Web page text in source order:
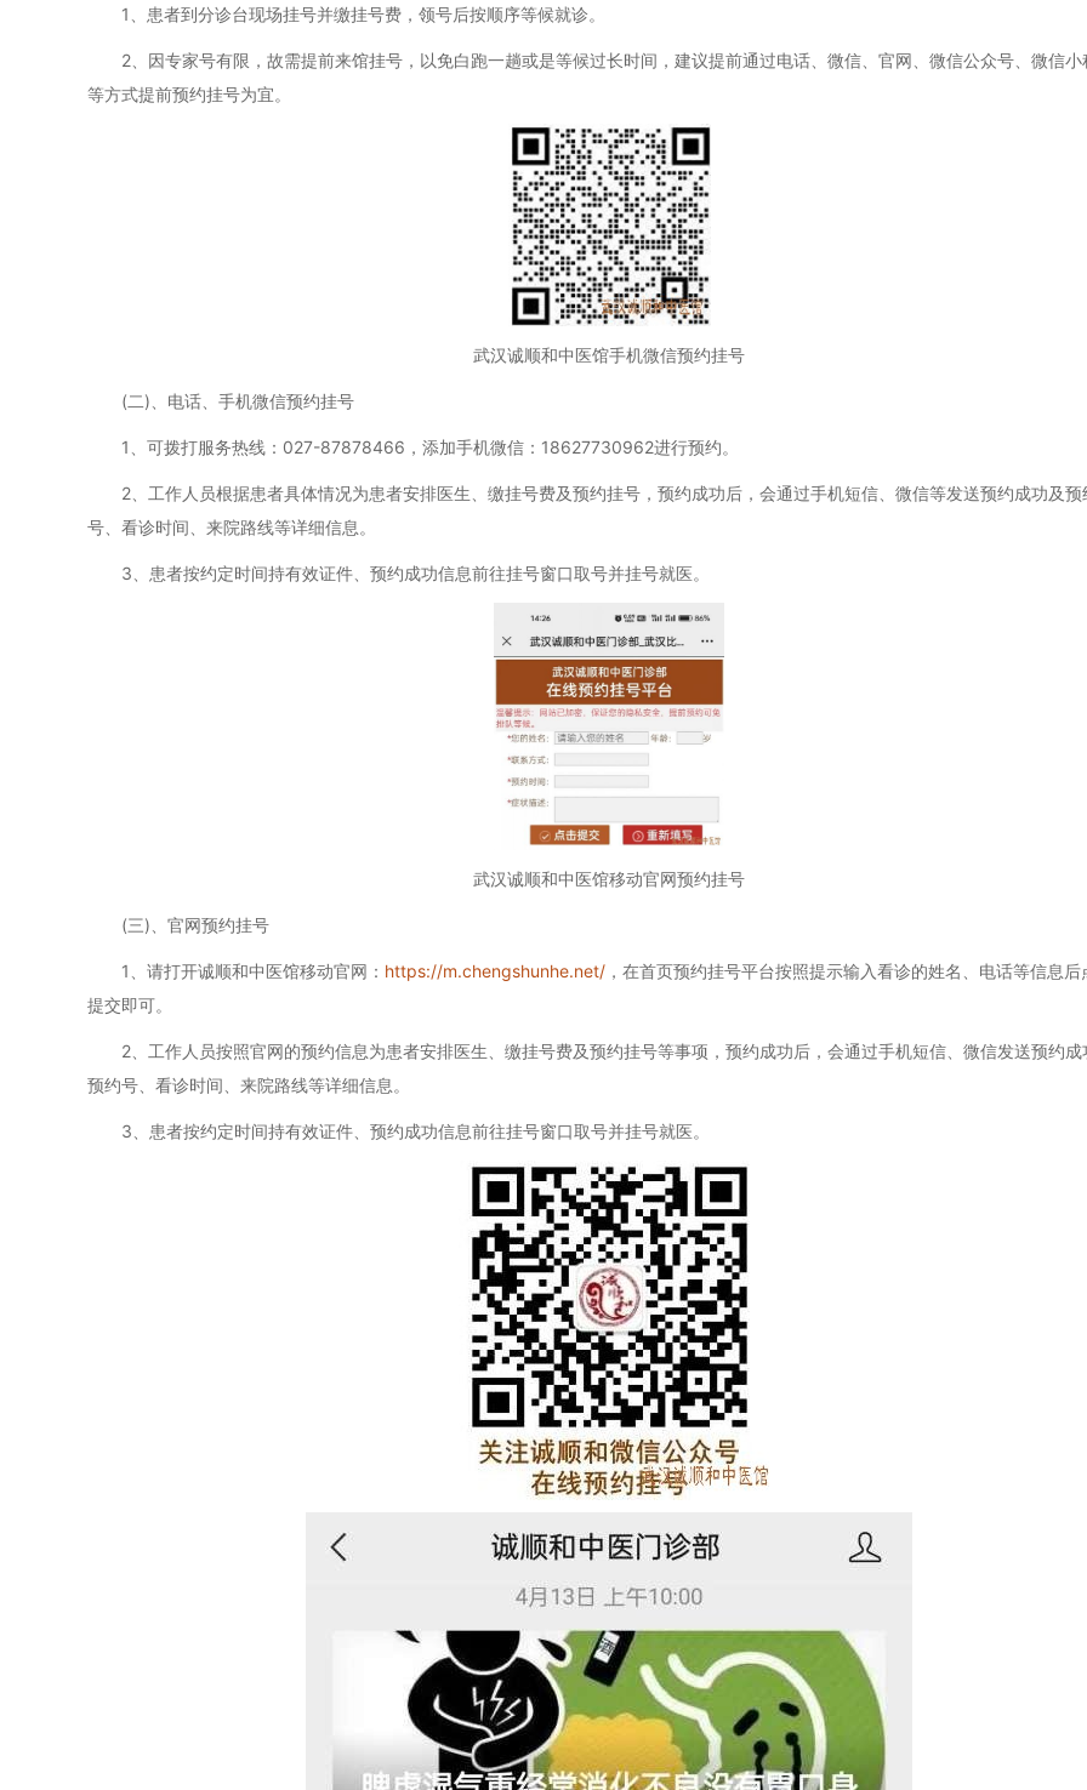
1、患者到分诊台现场挂号并缴挂号费，领号后按顺序等候就诊。
2、因专家号有限，故需提前来馆挂号，以免白跑一趟或是等候过长时间，建议提前通过电话、微信、官网、微信公众号、微信小
等方式提前预约挂号为宜。
武汉诚顺和中医馆手机微信预约挂号
(二)、电话、手机微信预约挂号
1、可拨打服务热线：027-87878466，添加手机微信：18627730962进行预约。
2、工作人员根据患者具体情况为患者安排医生、缴挂号费及预约挂号，预约成功后，会通过手机短信、微信等发送预约成功及预
号、看诊时间、来院路线等详细信息。
3、患者按约定时间持有效证件、预约成功信息前往挂号窗口取号并挂号就医。
武汉诚顺和中医馆移动官网预约挂号
(三)、官网预约挂号
1、请打开诚顺和中医馆移动官网： https://m.chengshunhe.net/ ，在首页预约挂号平台按照提示输入看诊的姓名、电话等信息后
提交即可。
2、工作人员按照官网的预约信息为患者安排医生、缴挂号费及预约挂号等事项，预约成功后，会通过手机短信、微信发送预约成
预约号、看诊时间、来院路线等详细信息。
3、患者按约定时间持有效证件、预约成功信息前往挂号窗口取号并挂号就医。